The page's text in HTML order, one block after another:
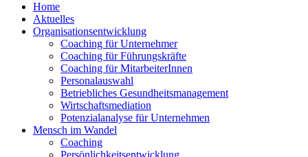
Home
Aktuelles
Organisationsentwicklung
Coaching für Unternehmer
Coaching für Führungskräfte
Coaching für MitarbeiterInnen
Personalauswahl
Betriebliches Gesundheitsmanagement
Wirtschaftsmediation
Potenzialanalyse für Unternehmen
Mensch im Wandel
Coaching